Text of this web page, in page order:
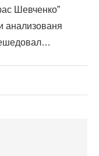
Шевченко”
анализованя